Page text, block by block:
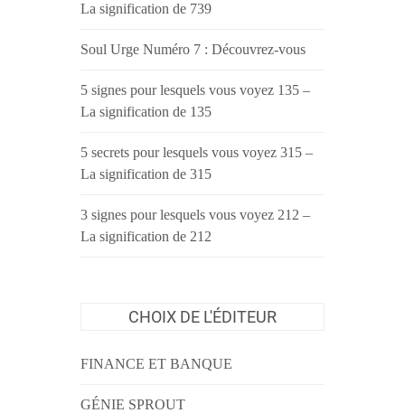
La signification de 739
Soul Urge Numéro 7 : Découvrez-vous
5 signes pour lesquels vous voyez 135 –
La signification de 135
5 secrets pour lesquels vous voyez 315 –
La signification de 315
3 signes pour lesquels vous voyez 212 –
La signification de 212
CHOIX DE L'ÉDITEUR
FINANCE ET BANQUE
GÉNIE SPROUT